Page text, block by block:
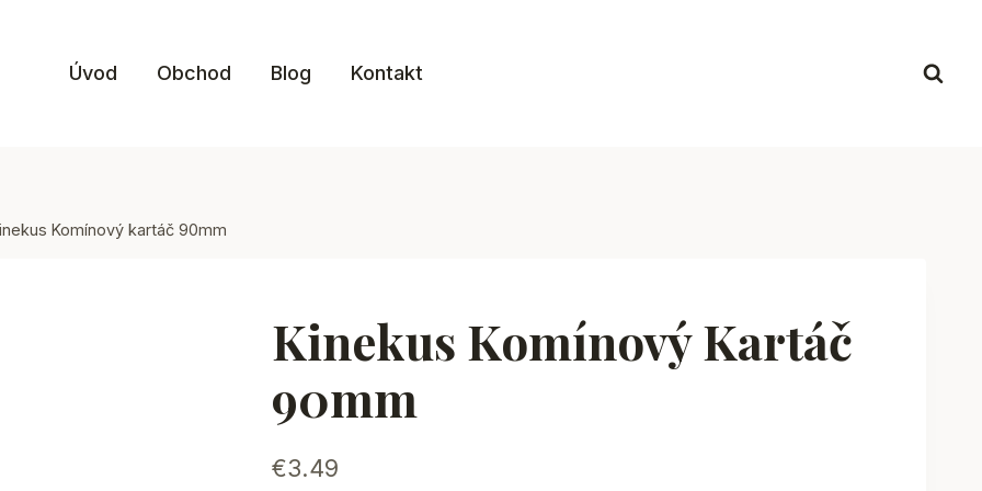
Úvod Obchod Blog Kontakt
Komínový kartáč 90mm
Kinekus Komínový Kartáč
90mm
€3.49